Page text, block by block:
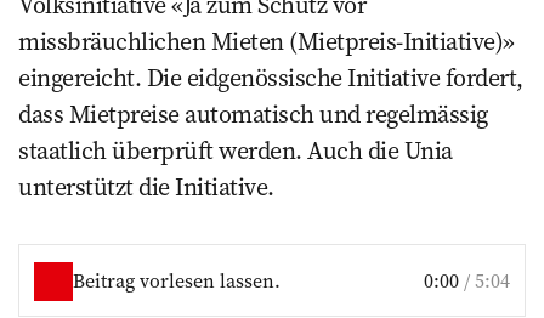
missbräuchlichen Mieten (Mietpreis-Initiative)»
eingereicht. Die eidgenössische Initiative fordert,
dass Mietpreise automatisch und regelmässig
staatlich überprüft werden. Auch die Unia
unterstützt die Initiative.
Beitrag vorlesen lassen. 0:00 /5:04